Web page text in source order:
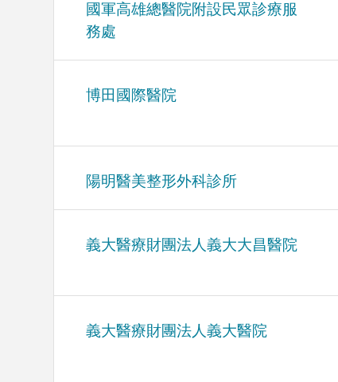
國軍高雄總醫院附設民眾診療服
務處
博田國際醫院
陽明醫美整形外科診所
義大醫療財團法人義大大昌醫院
義大醫療財團法人義大醫院